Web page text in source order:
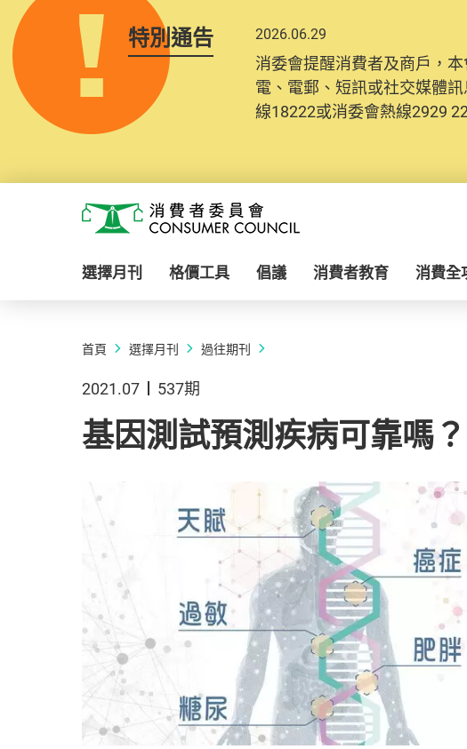
特別通告 2026.06.29
消委會提醒消費者及商戶，
電、電郵、短訊或社交媒體
線18222或消委會熱線2929
消費者委員會
選擇月刊 格價工具 倡議 消費者教育 消費全
首頁 選擇月刊 過往期刊
2021.07 537期
基因測試預測疾病可靠嗎？